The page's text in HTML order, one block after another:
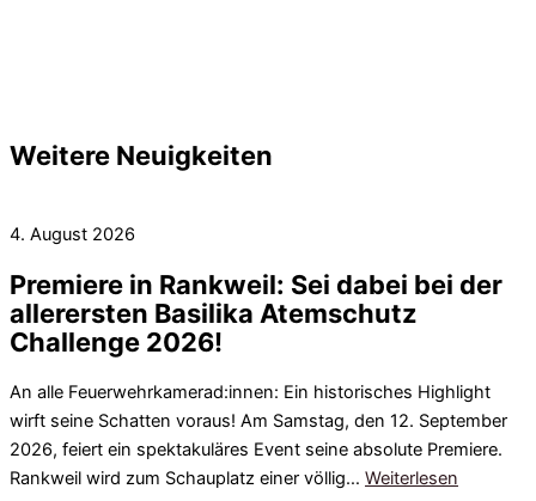
Weitere Neuigkeiten
4. August 2026
Premiere in Rankweil: Sei dabei bei der
allerersten Basilika Atemschutz
Challenge 2026!
An alle Feuerwehrkamerad:innen: Ein historisches Highlight
wirft seine Schatten voraus! Am Samstag, den 12. September
2026, feiert ein spektakuläres Event seine absolute Premiere.
Rankweil wird zum Schauplatz einer völlig… Weiterlesen